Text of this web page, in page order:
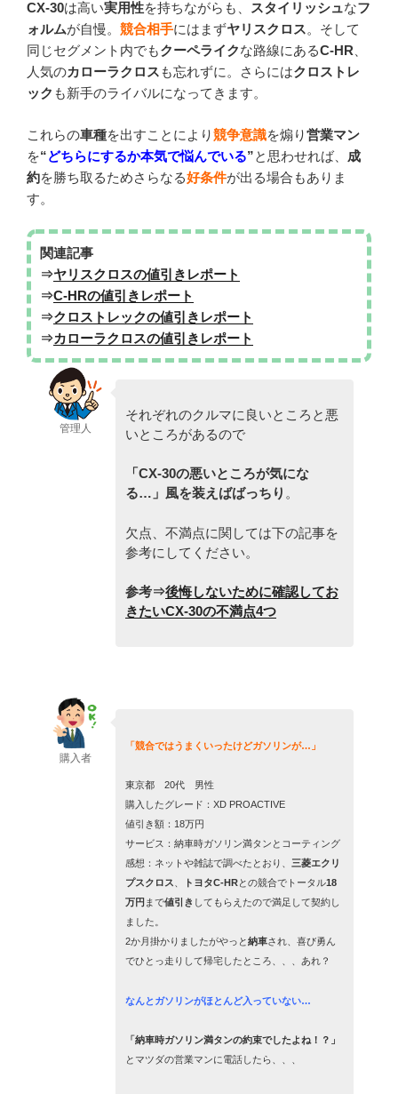
CX-30は高い実用性を持ちながらも、 スタイリッシュなフ
ォルムが自慢。 競合相手にはまずヤリスクロス。そして
同じセグメント内でもクーペライクな路線にあるC-HR
人気のカローラクロス も忘れずに。さらにはクロストレ
ック も新手のライバルになってきます。
これらの車種を出すことにより競争意識を煽り営業マン
を“どちらにするか本気で悩んでいる”と思わせれば、 成
約を勝ち取るためさらなる好条件が出る場合もありま
す。
関連記事
⇒ヤリスクロスの値引きレポート
⇒C-HRの値引きレポート
⇒クロストレックの値引きレポート
⇒カローラクロスの値引きレポート
管理人
それぞれのクルマに良いところと悪
いところがあるので
「CX-30の悪いところが気にな
る…」風を装えばばっちり 。
欠点、不満点に関しては下の記事を
参考にしてください。
参考⇒後悔しないために確認してお
きたいCX-30の不満点4つ
購入者
「競合ではうまくいったけどガソリンが…」
東京都 20代 男性
購入したグレード：XD PROACTIVE
値引き額：18万円
サービス：納車時ガソリン満タンとコーティング
感想：ネットや雑誌で調べたとおり、 三菱エクリ
プスクロス
トヨタC-HRとの競合でトータル18
万円 まで値引き してもらえたので満足して契約し
ました。
2か月掛かりましたがやっと納車され、喜び勇ん
でひとっ走りして帰宅したところ、、、あれ？
なんとガソリンがほとんど入っていない…
「納車時ガソリン満タンの約束でしたよね！？」
とマツダの営業マンに電話したら、、、